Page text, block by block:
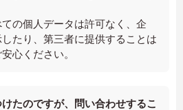
の個人データは許可なく、企
たり、第三者に提供することは
心ください。
たのですが、問い合わせするこ